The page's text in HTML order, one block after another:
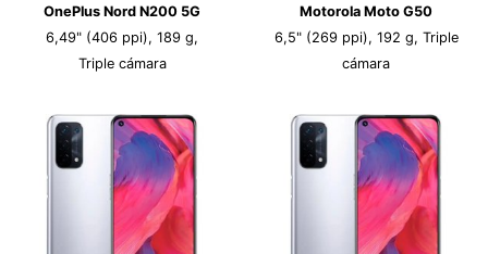
OnePlus Nord N200 5G
6,49" (406 ppi), 189 g,
Triple cámara
Motorola Moto G50
6,5" (269 ppi), 192 g, Triple
cámara